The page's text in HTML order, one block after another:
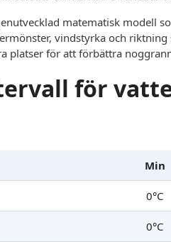
matematisk modell
vindstyrka och
platser för att förbättra
för
Min
0°C
0°C